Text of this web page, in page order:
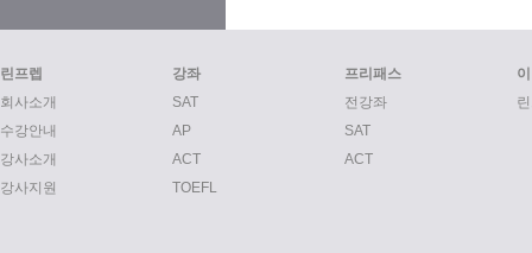
린프렙
회사소개
수강안내
강사소개
강사지원
강좌
SAT
AP
ACT
TOEFL
프리패스
전강좌
SAT
ACT